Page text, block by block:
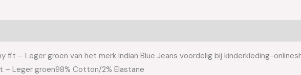
fit – Leger groen van het merk Indian Blue Jeans voordelig bij kinderkleding-
– Leger groen98% Cotton/2% Elastane